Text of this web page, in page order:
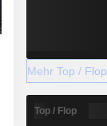
Mehr Top / Flop
Top / Flop